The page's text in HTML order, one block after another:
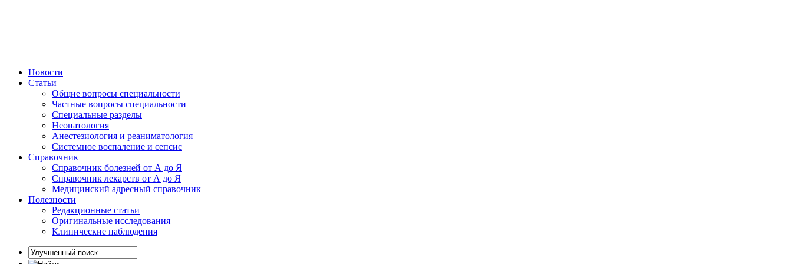
Новости
Статьи
Общие вопросы специальности
Частные вопросы специальности
Специальные разделы
Неонатология
Анестезиология и реаниматология
Системное воспаление и сепсис
Справочник
Справочник болезней от А до Я
Справочник лекарств от А до Я
Медицинский адресный справочник
Полезности
Редакционные статьи
Оригинальные исследования
Клинические наблюдения